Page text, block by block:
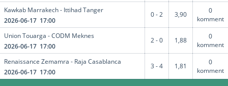
Kawkab Marrakech - Ittihad Tanger
2026-06-17 17:00
0 - 2 3,90
0
komment
Union Touarga - CODM Meknes
2026-06-17 17:00
2 - 0 1,88
0
komment
Renaissance Zemamra - Raja Casablanca
2026-06-17 17:00
3 - 4 1,81
0
komment